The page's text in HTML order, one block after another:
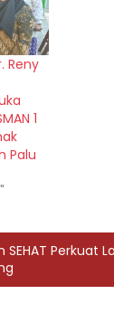
Reny
1
Palu
SEHAT Perkuat